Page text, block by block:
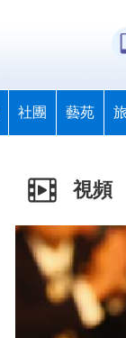
社團 藝苑
視頻